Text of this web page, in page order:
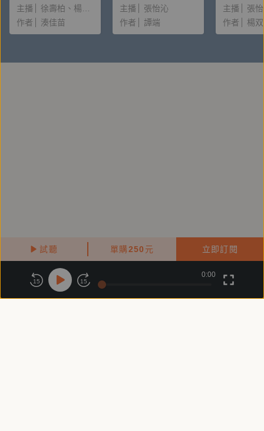
試聽 單購250 元 立即訂閱
第八堂課< 環境的重要> 所謂環境，包括同伴、家人、
及健康的身體。還要處處提醒自己，不管是味覺、視
一九九○年開始創業。
因一場婚變，接觸到能量心理學療法，PSYCH-K、
NLP（Neuro-linguistic programming）、
EFT（Emotional Freedom Techniques）等，更取得
主播 徐壽柏
楊雅淳
作者
湊佳苗
主播
張怡沁
作者
譚端
主播
張
作者
楊
關於鏡好聽
商務合作 付費條款 會員條款
15 15
0:00